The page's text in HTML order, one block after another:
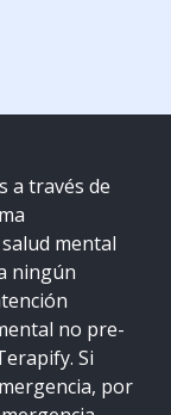
a través de
mental
ningún
no pre-
Si
por